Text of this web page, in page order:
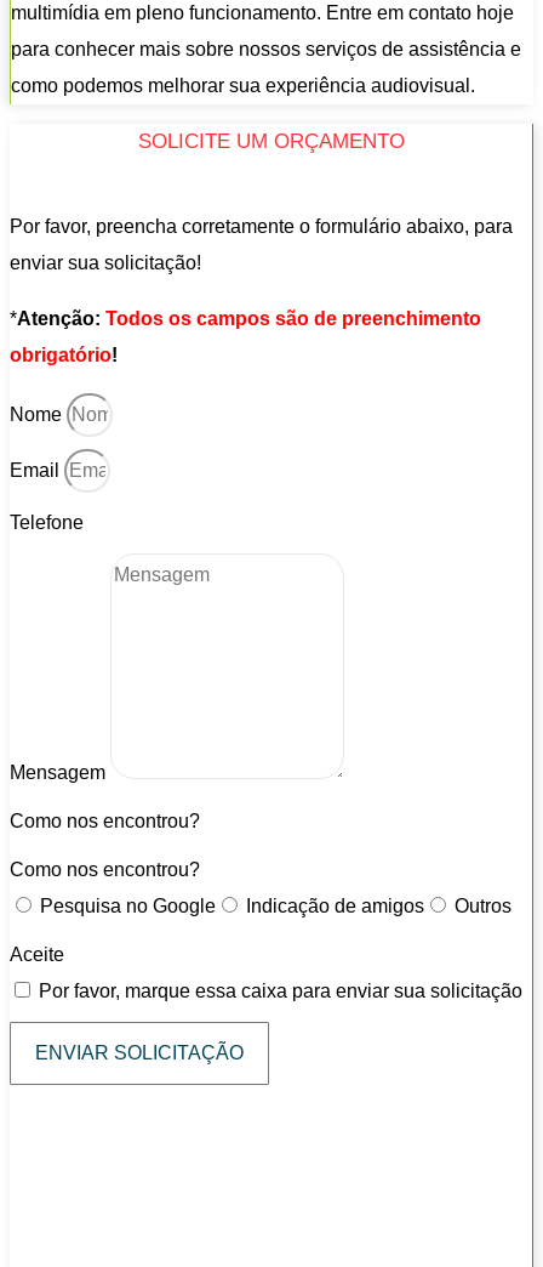
multimídia em pleno funcionamento. Entre em contato hoje
para conhecer mais sobre nossos serviços de assistência e
como podemos melhorar sua experiência audiovisual.
SOLICITE UM ORÇAMENTO
Por favor, preencha corretamente o formulário abaixo, para
enviar sua solicitação!
*Atenção: Todos os campos são de preenchimento
obrigatório!
Nome
Email
Telefone
Mensagem
Como nos encontrou?
Como nos encontrou?
Pesquisa no Google
Indicação de amigos Outros
Aceite
Por favor, marque essa caixa para enviar sua solicitação
ENVIAR SOLICITAÇÃO